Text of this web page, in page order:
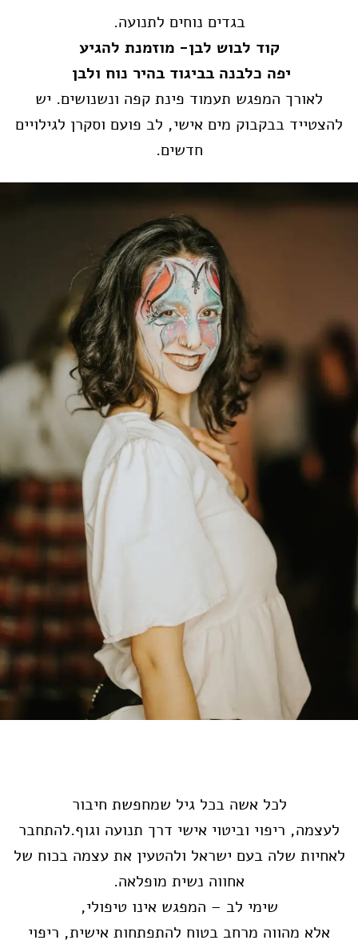
בגדים נוחים לתנועה.
קוד לבוש לבן- מוזמנת להגיע
יפה כלבנה בביגוד בהיר נוח ולבן
לאורך המפגש תעמוד פינת קפה ונשנושים. יש
להצטייד בבקבוק מים אישי, לב פועם וסקרן לגילויים
חדשים.
לכל אשה בכל גיל שמחפשת חיבור
לעצמה, ריפוי וביטוי אישי דרך תנועה וגוף.להתחבר
לאחיות שלה בעם ישראל ולהטעין את עצמה בכוח של
אחווה נשית מופלאה.
שימי לב – המפגש אינו טיפולי,
אלא מהווה מרחב בטוח להתפתחות אישית, ריפוי